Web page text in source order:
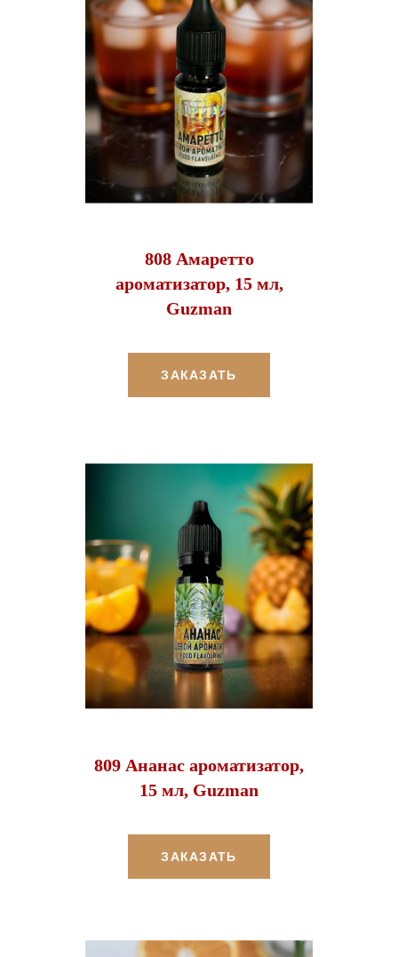
808 Амаретто
ароматизатор, 15 мл,
Guzman
ЗАКАЗАТЬ
809 Ананас ароматизатор,
15 мл, Guzman
ЗАКАЗАТЬ